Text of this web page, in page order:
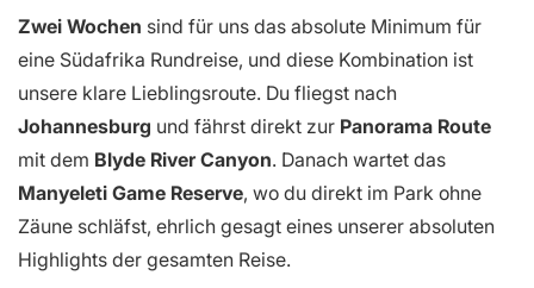
Zwei Wochen sind für uns das absolute Minimum für
eine Südafrika Rundreise, und diese Kombination ist
unsere klare Lieblingsroute. Du fliegst nach
Johannesburg und fährst direkt zur Panorama Route
mit dem Blyde River Canyon. Danach wartet das
Manyeleti Game Reserve, wo du direkt im Park ohne
Zäune schläfst, ehrlich gesagt eines unserer absoluten
Highlights der gesamten Reise.